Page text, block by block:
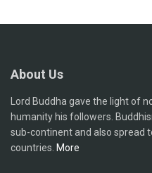
About Us
Lord Buddha gave the light of
humanity his followers.
sub-continent and also spread
countries. More